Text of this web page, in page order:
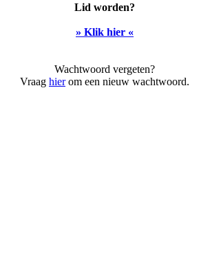
Lid worden?
» Klik hier «
Wachtwoord vergeten?
Vraag hierom een nieuw wachtwoord.